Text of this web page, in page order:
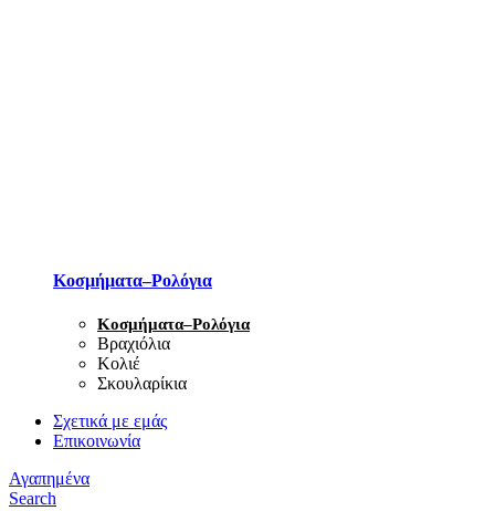
Κοσμήματα–Ρολόγια
Κοσμήματα–Ρολόγια
Βραχιόλια
Κολιέ
Σκουλαρίκια
Σχετικά με εμάς
Επικοινωνία
Αγαπημένα
Search